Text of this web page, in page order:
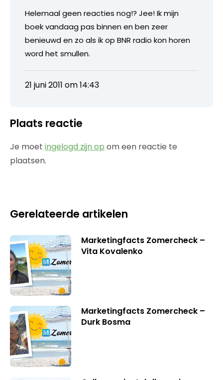
Helemaal geen reacties nog!? Jee! Ik mijn
boek vandaag pas binnen en ben zeer
benieuwd en zo als ik op BNR radio kon horen
word het smullen.
21 juni 2011 om 14:43
Plaats reactie
Je moet ingelogd zijn op om een reactie te
plaatsen.
Gerelateerde artikelen
Marketingfacts Zomercheck –
Vita Kovalenko
Marketingfacts Zomercheck –
Durk Bosma